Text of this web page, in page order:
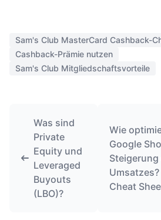
Sam's Club MasterCard Cashback-
Cashback-Prämie nutzen
Sam's Club Mitgliedschaftsvorteile
Was sind
Private
Equity und
Leveraged
Buyouts
(LBO)?
Wie
Google
Steigerung
Cheat